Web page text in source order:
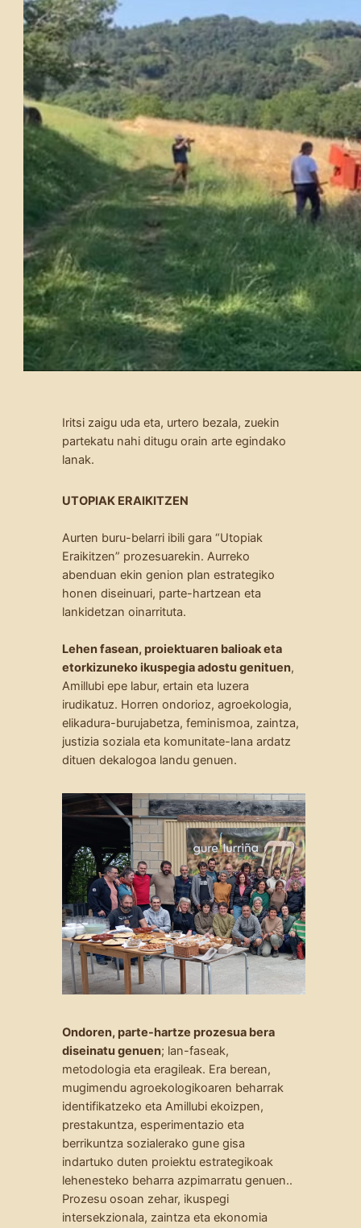
Iritsi zaigu uda eta, urtero bezala, zuekin
partekatu nahi ditugu orain arte egindako
lanak.
UTOPIAK ERAIKITZEN
Aurten buru-belarri ibili gara “Utopiak
Eraikitzen” prozesuarekin. Aurreko
abenduan ekin genion plan estrategiko
honen diseinuari, parte-hartzean eta
lankidetzan oinarrituta.
Lehen fasean, proiektuaren balioak eta
etorkizuneko ikuspegia adostu genituen,
Amillubi epe labur, ertain eta luzera
irudikatuz. Horren ondorioz, agroekologia,
elikadura-burujabetza, feminismoa, zaintza,
justizia soziala eta komunitate-lana ardatz
dituen dekalogoa landu genuen.
Ondoren, parte-hartze prozesua bera
diseinatu genuen; lan-faseak,
metodologia eta eragileak. Era berean,
mugimendu agroekologikoaren beharrak
identifikatzeko eta Amillubi ekoizpen,
prestakuntza, esperimentazio eta
berrikuntza sozialerako gune gisa
indartuko duten proiektu estrategikoak
lehenesteko beharra azpimarratu genuen..
Prozesu osoan zehar, ikuspegi
intersekzionala, zaintza eta ekonomia